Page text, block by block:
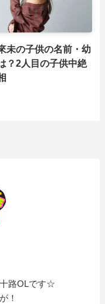
未の子供の名前・幼
？2人目の子供中絶
路OLです☆
！